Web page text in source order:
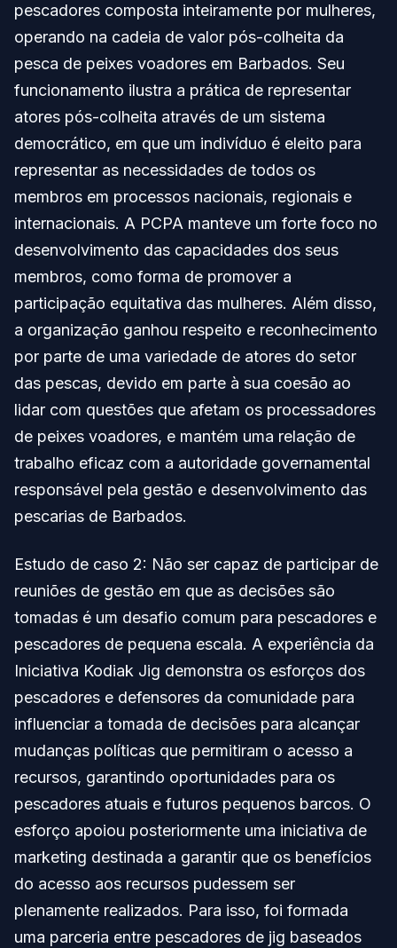
pescadores composta inteiramente por mulheres,
operando na cadeia de valor pós-colheita da
pesca de peixes voadores em Barbados. Seu
funcionamento ilustra a prática de representar
atores pós-colheita através de um sistema
democrático, em que um indivíduo é eleito para
representar as necessidades de todos os
membros em processos nacionais, regionais e
internacionais. A PCPA manteve um forte foco no
desenvolvimento das capacidades dos seus
membros, como forma de promover a
participação equitativa das mulheres. Além disso,
a organização ganhou respeito e reconhecimento
por parte de uma variedade de atores do setor
das pescas, devido em parte à sua coesão ao
lidar com questões que afetam os processadores
de peixes voadores, e mantém uma relação de
trabalho eficaz com a autoridade governamental
responsável pela gestão e desenvolvimento das
pescarias de Barbados.
Estudo de caso 2: Não ser capaz de participar de
reuniões de gestão em que as decisões são
tomadas é um desafio comum para pescadores e
pescadores de pequena escala. A experiência da
Iniciativa Kodiak Jig demonstra os esforços dos
pescadores e defensores da comunidade para
influenciar a tomada de decisões para alcançar
mudanças políticas que permitiram o acesso a
recursos, garantindo oportunidades para os
pescadores atuais e futuros pequenos barcos. O
esforço apoiou posteriormente uma iniciativa de
marketing destinada a garantir que os benefícios
do acesso aos recursos pudessem ser
plenamente realizados. Para isso, foi formada
uma parceria entre pescadores de jig baseados